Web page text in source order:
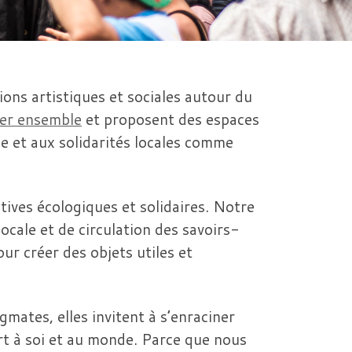
artistiques et sociales autour du
ensemble et proposent des espaces
et aux solidarités locales comme
écologiques et solidaires. Notre
et de circulation des savoirs-
créer des objets utiles et
elles invitent à s’enraciner
soi et au monde. Parce que nous